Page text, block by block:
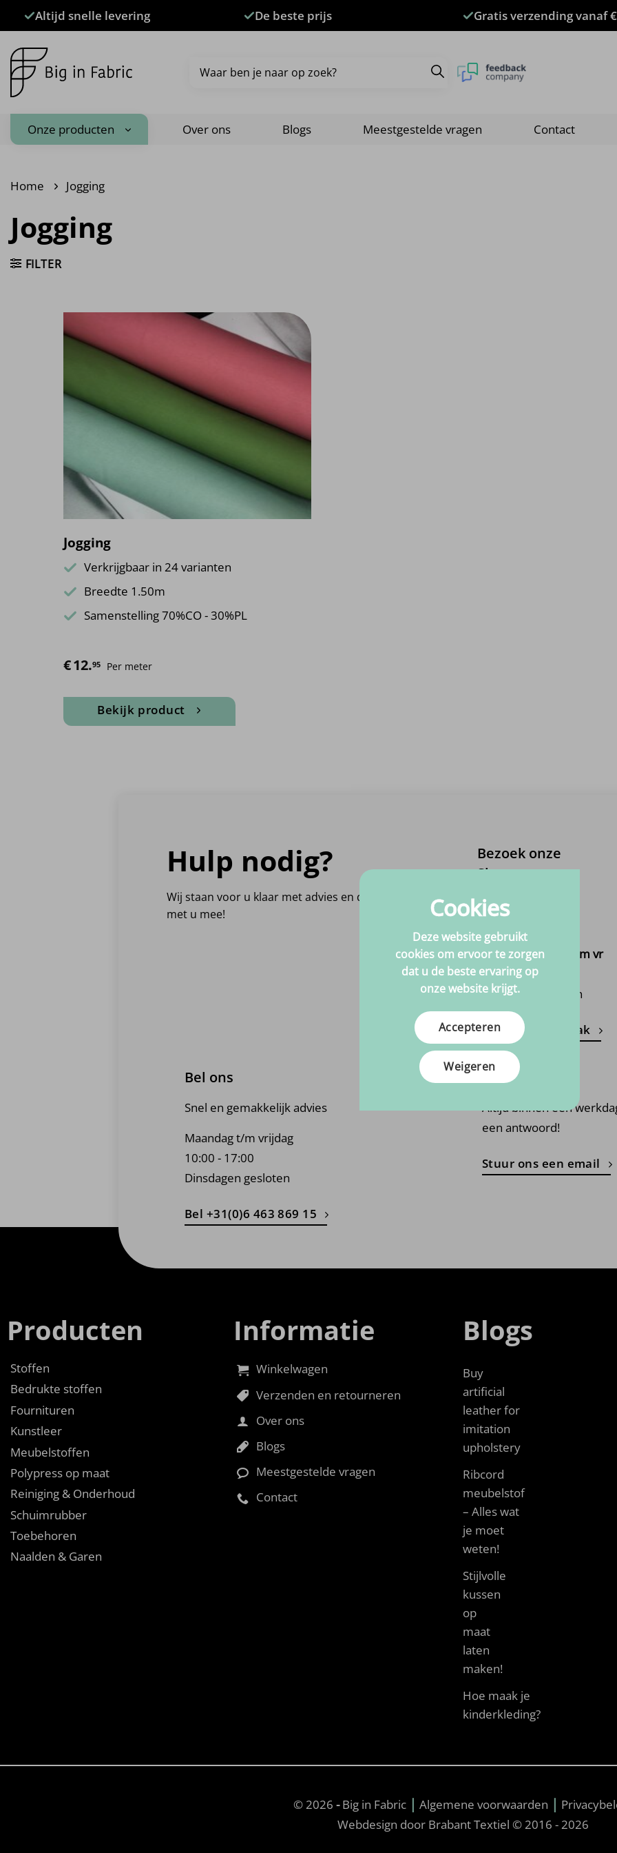
Altijd snelle levering De beste prijs Gratis verzending vanaf
naar:
Onze producten Over ons Blogs Meestgestelde vragen Contact
Home Jogging
Jogging
FILTER
Jogging
Verkrijgbaar in 24 varianten
Breedte 1.50m
Samenstelling 70%CO - 30%PL
€12.95 Per meter
Bekijk product
gekozen
worden
op
Hulp nodig?
Wij staan voor u klaar met advies en denken graag
met u mee!
Bezoek onze
Showroom
Meulenveldt 3
Geopend van ma t/m vr
10:00 - 17:00
Dinsdagen gesloten
Maak een afspraak
Bel ons
Snel en gemakkelijk advies
Maandag t/m vrijdag
10:00 - 17:00
Dinsdagen gesloten
Bel +31(0)6 463 869 15
Mail ons
Altijd binnen één
een antwoord!
Stuur ons een email
Producten
Stoffen
Bedrukte stoffen
Fournituren
Kunstleer
Meubelstoffen
Polypress op maat
Reiniging & Onderhoud
Schuimrubber
Toebehoren
Naalden & Garen
Informatie
Winkelwagen
Verzenden en retourneren
Over ons
Blogs
Meestgestelde vragen
Contact
Blogs
Buy
artificial
leather for
imitation
upholstery
Ribcord
meubelstof
– Alles wat
je moet
weten!
Stijlvolle
kussen
op
maat
laten
maken!
Hoe maak je
kinderkleding?
© 2026 -Big in Fabric | Algemene voorwaarden |
Webdesign door Brabant Textiel © 2016 - 2026
Cookies
Deze website gebruikt
cookies om ervoor te zorgen
dat u de beste ervaring op
onze website krijgt.
Accepteren
Weigeren